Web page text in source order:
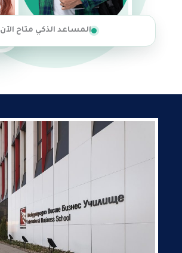
المساعد الذكي متاح الآن